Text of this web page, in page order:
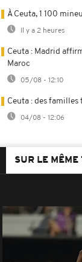
À Ceuta, 1 100
Il y a 2 heures
Ceuta : Madrid
Maroc
05/08 - 12:10
Ceuta : des
04/08 - 12:06
SUR LE MÊME